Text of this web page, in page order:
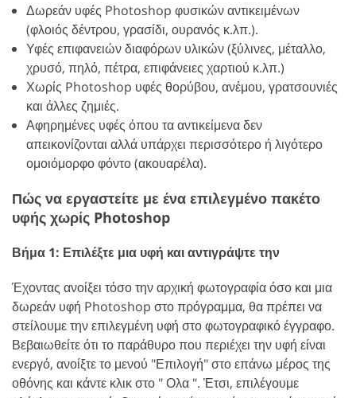
Δωρεάν υφές Photoshop φυσικών αντικειμένων
(φλοιός δέντρου, γρασίδι, ουρανός κ.λπ.).
Υφές επιφανειών διαφόρων υλικών (ξύλινες, μέταλλο,
χρυσό, πηλό, πέτρα, επιφάνειες χαρτιού κ.λπ.)
Χωρίς Photoshop υφές θορύβου, ανέμου, γρατσουνιές
και άλλες ζημιές.
Αφηρημένες υφές όπου τα αντικείμενα δεν
απεικονίζονται αλλά υπάρχει περισσότερο ή λιγότερο
ομοιόμορφο φόντο (ακουαρέλα).
Πώς να εργαστείτε με ένα επιλεγμένο πακέτο
υφής χωρίς Photoshop
Βήμα 1: Επιλέξτε μια υφή και αντιγράψτε την
Έχοντας ανοίξει τόσο την αρχική φωτογραφία όσο και μια
δωρεάν υφή Photoshop στο πρόγραμμα, θα πρέπει να
στείλουμε την επιλεγμένη υφή στο φωτογραφικό έγγραφο.
Βεβαιωθείτε ότι το παράθυρο που περιέχει την υφή είναι
ενεργό, ανοίξτε το μενού "Επιλογή" στο επάνω μέρος της
οθόνης και κάντε κλικ στο " Ολα ". Έτσι, επιλέγουμε